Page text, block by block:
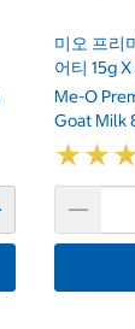
미오 프리
어티 15g
Me-O
Goat Milk
★★
★★